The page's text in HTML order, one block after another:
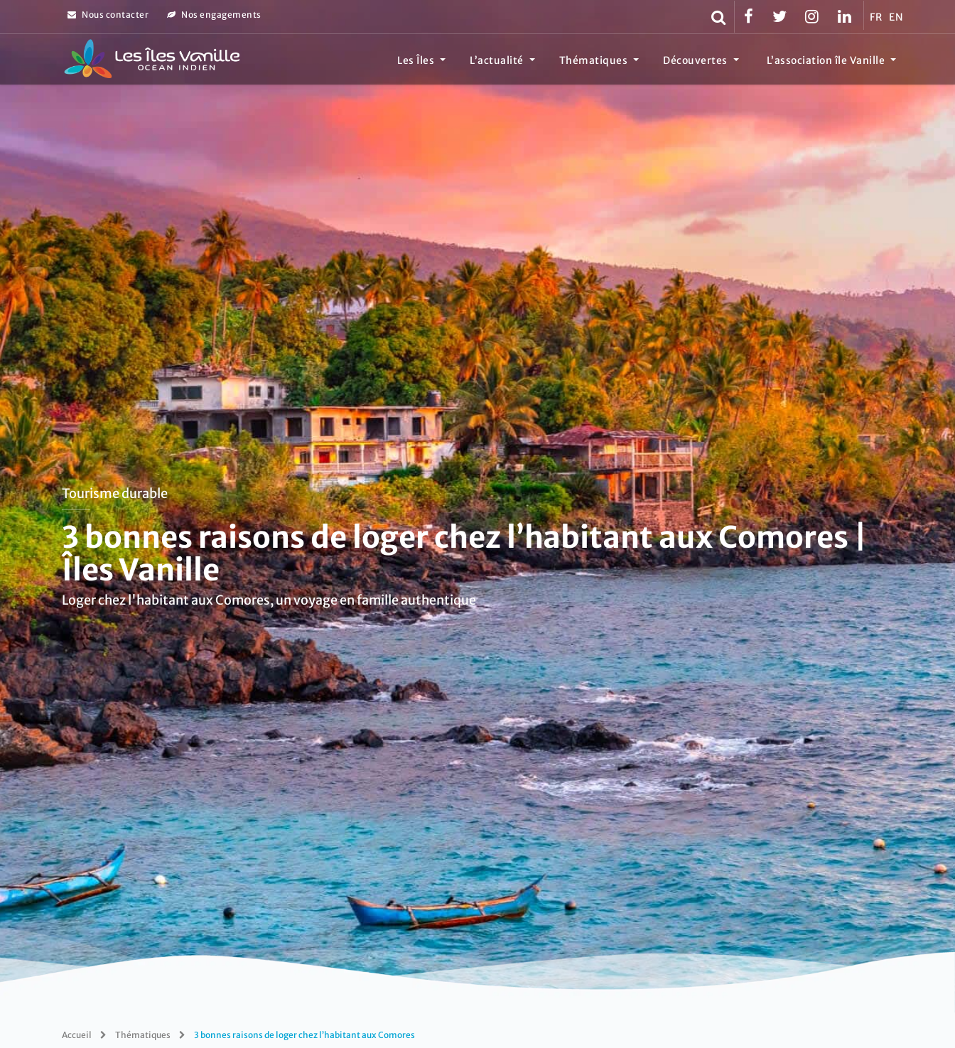
Nous contacter Nos engagements FR EN
Les Îles L’actualité Thématiques Découvertes L’association île Vanille
Tourisme durable
3 bonnes raisons de loger chez l’habitant aux Comores |
Îles Vanille
Loger chez l'habitant aux Comores, un voyage en famille authentique
Accueil Thématiques 3 bonnes raisons de loger chez l’habitant aux Comores